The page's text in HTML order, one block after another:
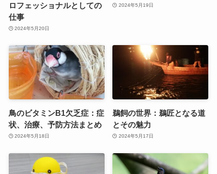
ロフェッショナルとしての
仕事
2024年5月20日
2024年5月19日
鳥のビタミンB1欠乏症：症
状、治療、予防方法まとめ
2024年5月18日
鵜飼の世界：鵜匠となる道
とその魅力
2024年5月17日